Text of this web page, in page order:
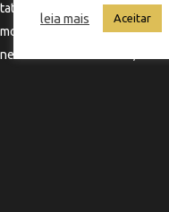
tatuador experiente poderá
momento para o retoque, as
necessários. Além disso, um
leia mais Aceitar